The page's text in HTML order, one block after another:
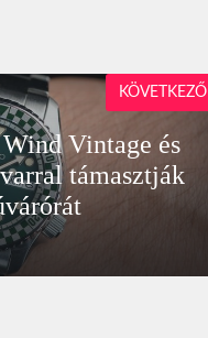
Vintage és
támasztják
KÖVETKEZŐ